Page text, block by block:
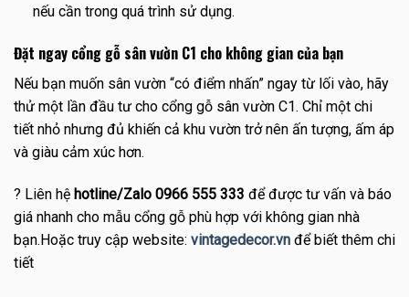
nếu cần trong quá trình sử dụng.
Đặt ngay cổng gỗ sân vườn C1 cho không gian của bạn
Nếu bạn muốn sân vườn “có điểm nhấn” ngay từ lối vào, hãy
thử một lần đầu tư cho cổng gỗ sân vườn C1. Chỉ một chi
tiết nhỏ nhưng đủ khiến cả khu vườn trở nên ấn tượng, ấm áp
và giàu cảm xúc hơn.
? Liên hệ hotline/Zalo 0966 555 333 để được tư vấn và báo
giá nhanh cho mẫu cổng gỗ phù hợp với không gian nhà
bạn.Hoặc truy cập website: vintagedecor.vn để biết thêm chi
tiết